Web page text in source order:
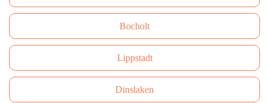
Bocholt
Lippstadt
Dinslaken